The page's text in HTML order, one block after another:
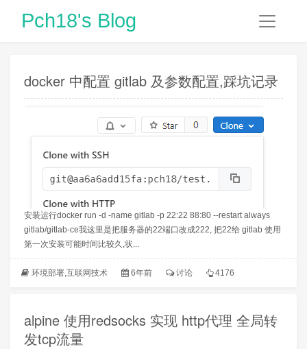
Pch18's Blog
docker 中配置 gitlab 及参数配置,踩坑记录
安装运行docker run -d -name gitlab -p 22:22 88:80 --restart always
gitlab/gitlab-ce我这里是把服务器的22端口改成222, 把22给 gitlab 使用
第一次安装可能时间比较久,状...
环境部署,互联网技术 6年前 讨论 4176
alpine 使用redsocks 实现 http代理 全局转
发tcp流量